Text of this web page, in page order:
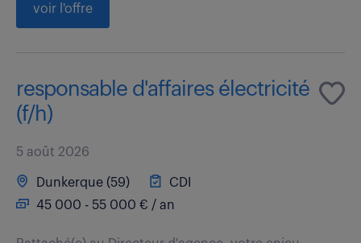
voir l'offre
responsable d'affaires électricité
(f/h)
5 août 2026
Dunkerque (59)
CDI
45 000 - 55 000 € / an